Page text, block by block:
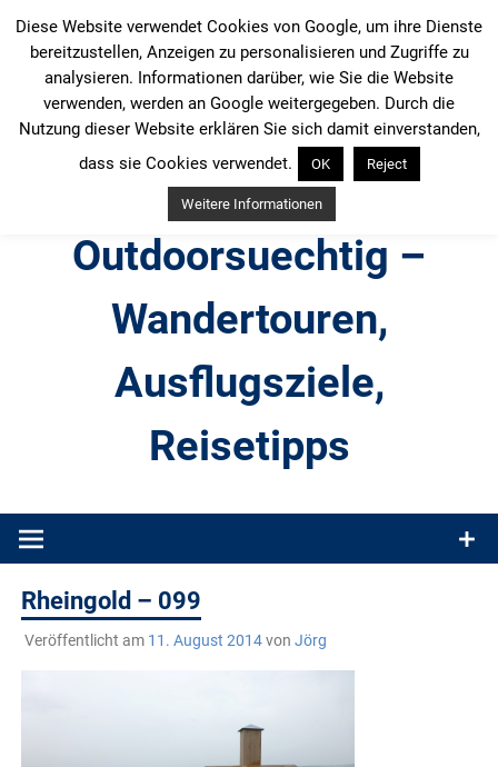
Inhalt
springen
Outdoorsuechtig –
Wandertouren,
Ausflugsziele,
Reisetipps
Produkttests und Buchrezensionen. Ein Blog für alle, die gern
Rheingold – 099
Veröffentlicht am 11. August 2014von Jörg
Diese Website verwendet Cookies von Google, um ihre Dienste
bereitzustellen, Anzeigen zu personalisieren und Zugriffe zu
analysieren. Informationen darüber, wie Sie die Website
verwenden, werden an Google weitergegeben. Durch die
Nutzung dieser Website erklären Sie sich damit einverstanden,
dass sie Cookies verwendet.
OK Reject
Weitere Informationen